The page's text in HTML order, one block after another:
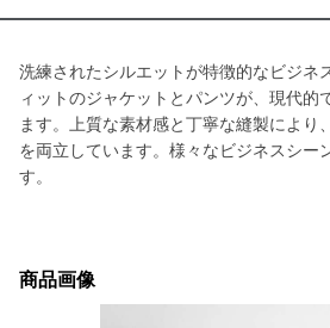
洗練されたシルエットが特徴的なビジネ
ィットのジャケットとパンツが、現代的
ます。上質な素材感と丁寧な縫製により
を両立しています。様々なビジネスシー
す。
商品画像